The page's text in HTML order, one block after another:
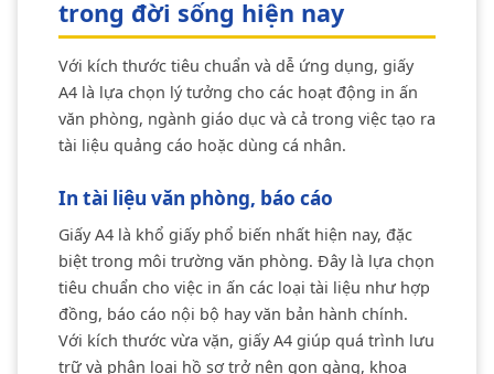
trong đời sống hiện nay
Với kích thước tiêu chuẩn và dễ ứng dụng, giấy
A4 là lựa chọn lý tưởng cho các hoạt động in ấn
văn phòng, ngành giáo dục và cả trong việc tạo ra
tài liệu quảng cáo hoặc dùng cá nhân.
In tài liệu văn phòng, báo cáo
Giấy A4 là khổ giấy phổ biến nhất hiện nay, đặc
biệt trong môi trường văn phòng. Đây là lựa chọn
tiêu chuẩn cho việc in ấn các loại tài liệu như hợp
đồng, báo cáo nội bộ hay văn bản hành chính.
Với kích thước vừa vặn, giấy A4 giúp quá trình lưu
trữ và phân loại hồ sơ trở nên gọn gàng, khoa